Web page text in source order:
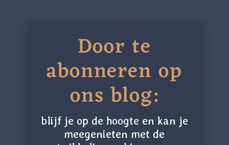
Door te
abonneren op
ons blog:
blijf je op de hoogte en kan je
meegenieten met de